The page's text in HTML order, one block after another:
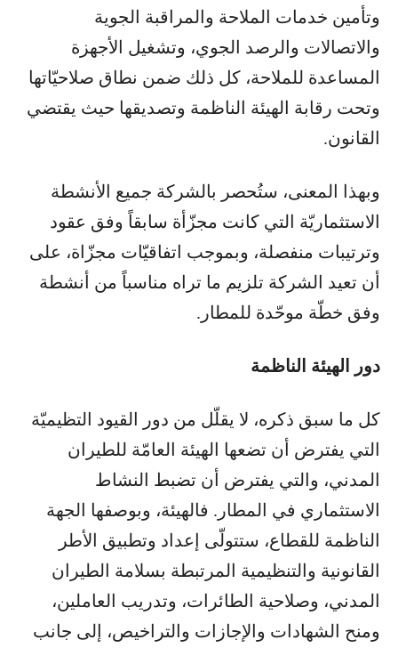
وتأمين خدمات الملاحة والمراقبة الجوية
والاتصالات والرصد الجوي، وتشغيل الأجهزة
المساعدة للملاحة، كل ذلك ضمن نطاق صلاحيّاتها
وتحت رقابة الهيئة الناظمة وتصديقها حيث يقتضي
القانون.
وبهذا المعنى، ستُحصر بالشركة جميع الأنشطة
الاستثماريّة التي كانت مجزّأة سابقاً وفق عقود
وترتيبات منفصلة، وبموجب اتفاقيّات مجزّاة، على
أن تعيد الشركة تلزيم ما تراه مناسباً من أنشطة
وفق خطّة موحّدة للمطار.
دور الهيئة الناظمة
كل ما سبق ذكره، لا يقلّل من دور القيود التظيميّة
التي يفترض أن تضعها الهيئة العامّة للطيران
المدني، والتي يفترض أن تضبط النشاط
الاستثماري في المطار. فالهيئة، وبوصفها الجهة
الناظمة للقطاع، ستتولّى إعداد وتطبيق الأطر
القانونية والتنظيمية المرتبطة بسلامة الطيران
المدني، وصلاحية الطائرات، وتدريب العاملين،
ومنح الشهادات والإجازات والتراخيص، إلى جانب